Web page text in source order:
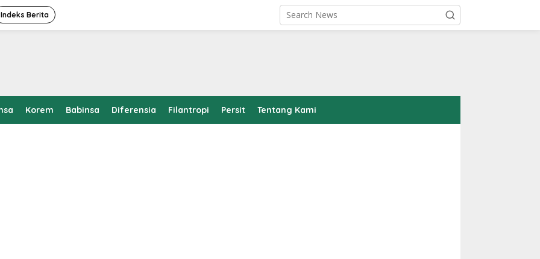
Indeks Berita
Korem Babinsa Diferensia Filantropi Persit Tentang Kami